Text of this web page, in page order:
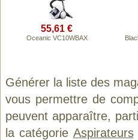
55,61 €
Oceanic VC10WBAX
Générer la liste des
vous permettre de
peuvent apparaître,
la catégorie Aspirateurs